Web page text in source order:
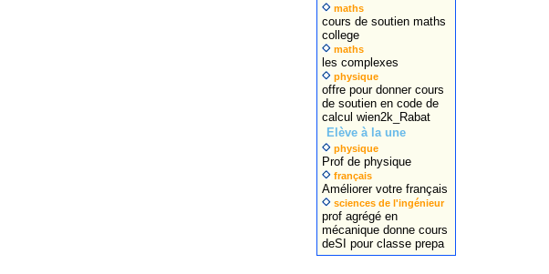
maths
cours de soutien maths
college
maths
les complexes
physique
offre pour donner cours
de soutien en code de
calcul wien2k_Rabat
Elève à la une
physique
Prof de physique
français
Améliorer votre français
sciences de l'ingénieur
prof agrégé en
mécanique donne cours
deSI pour classe prepa